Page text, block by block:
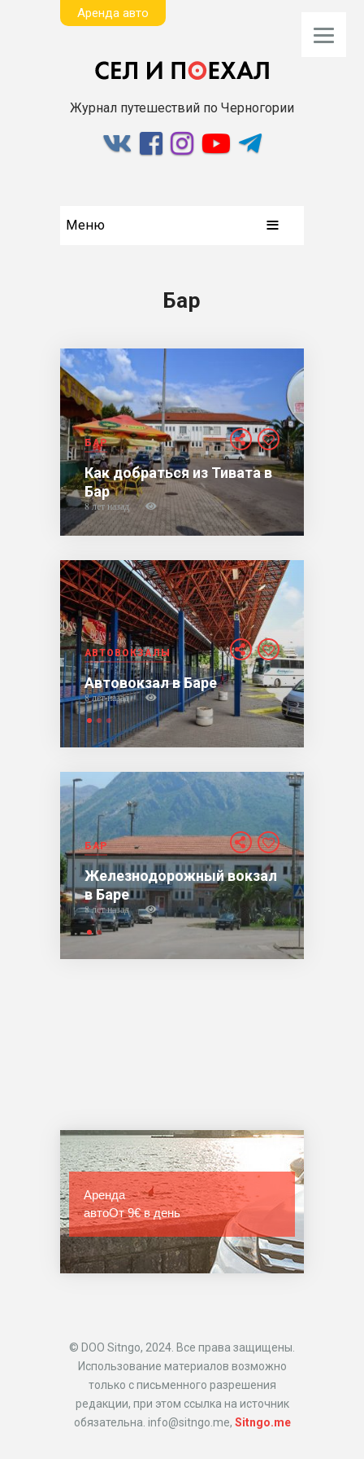
Aренда авто
Журнал путешествий по Черногории
Меню
Бар
БАР
Как добраться из Тивата в
Бар
8 лет назад
АВТОВОКЗАЛЫ
Автовокзал в Баре
8 лет назад
БАР
Железнодорожный вокзал
в Баре
8 лет назад
Аренда
автоОт 9€ в день
© DOO Sitngo, 2024. Все права защищены.
Использование материалов возможно
только с письменного разрешения
редакции, при этом ссылка на источник
обязательна. info@sitngo.me, Sitngo.me